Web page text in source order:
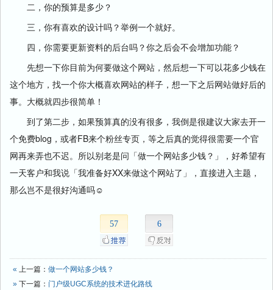
二，你的预算是多少？
三，你有喜欢的设计吗？举例一个就好。
四，你需要更新资料的后台吗？你之后会不会增加功能？
先想一下你目前为何要做这个网站，然后想一下可以花多少钱在
这个地方，找一个你大概喜欢网站的样子，想一下之后网站做好后的
事。大概就四步很简单！
到了第二步，如果预算真的没有很多，我倒是很建议大家去开一
个免费blog，或者FB来个粉丝专页，等之后真的觉得很需要一个​​官
网再来弄也不迟。所以别老是问「做一个网站多少钱？」，好希望有
一天客户和我说「我准备好XX来做这个网站了」，直接进入主题，
那么岂不是很好沟通吗☺
57 6
« 上一篇： 做一个网站多少钱？
» 下一篇： 门户级UGC系统的技术进化路线